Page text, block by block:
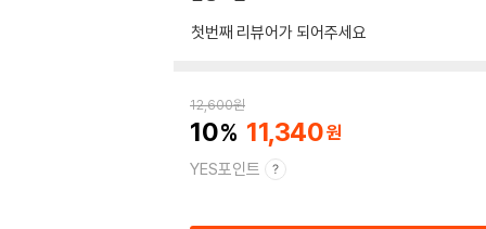
첫번째 리뷰어가 되어주세요
12,600원
10 11,340
YES포인트